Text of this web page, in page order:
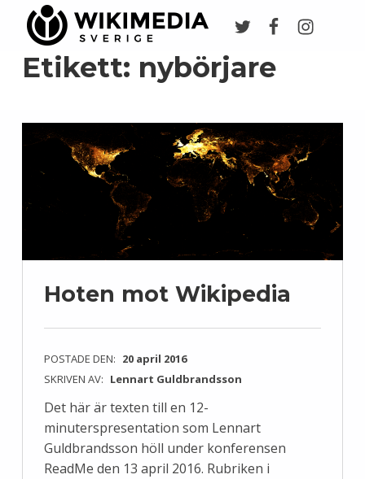
Etikett: nybörjare
Hoten mot Wikipedia
POSTADE DEN: 20 april 2016
SKRIVEN AV: Lennart Guldbrandsson
Det här är texten till en 12-
minuterspresentation som Lennart
Guldbrandsson höll under konferensen
ReadMe den 13 april 2016. Rubriken i